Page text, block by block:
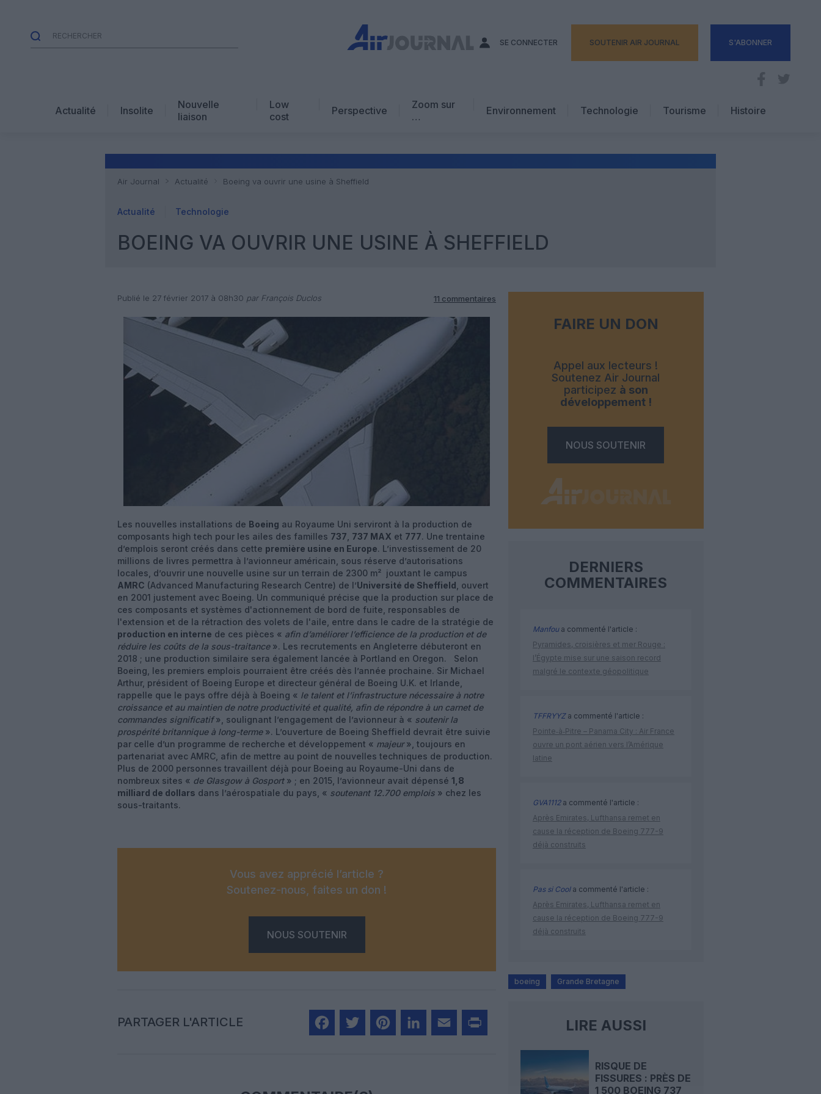
SE CONNECTER SOUTENIR AIR JOURNAL S'ABONNER
Actualité Insolite
Nouvelle
liaison
Low
cost
Perspective
Zoom sur
…
Environnement Technologie
Tourisme
Hôtellerie
Histoire
Air Journal Actualité Boeing va ouvrir une usine à Sheffield
Actualité Technologie
BOEING VA OUVRIR UNE USINE À SHEFFIELD
Publié le 27 février 2017 à 08h30 par François Duclos 11 commentaires
Les nouvelles installations de Boeing au Royaume Uni serviront à la production de
composants high tech pour les ailes des familles 737 737 MAX et 777. Une trentaine
d’emplois seront créés dans cette première usine en Europe. L’investissement de 20
millions de livres permettra à l’avionneur américain, sous réserve d’autorisations
locales, d’ouvrir une nouvelle usine sur un terrain de 2300 m² jouxtant le campus
AMRC (Advanced Manufacturing Research Centre) de l’Université de Sheffield , ouvert
en 2001 justement avec Boeing. Un communiqué précise que la production sur place de
ces composants et systèmes d'actionnement de bord de fuite, responsables de
l'extension et de la rétraction des volets de l'aile, entre dans le cadre de la stratégie de
production en interne de ces pièces « afin d’améliorer l’efficience de la production et de
réduire les coûts de la sous-traitance ». Les recrutements en Angleterre débuteront en
2018 ; une production similaire sera également lancée à Portland en Oregon. Selon
Boeing, les premiers emplois pourraient être créés dès l’année prochaine. Sir Michael
Arthur, président of Boeing Europe et directeur général de Boeing U.K. et Irlande,
rappelle que le pays offre déjà à Boeing « le talent et l’infrastructure nécessaire à notre
croissance et au maintien de notre productivité et qualité, afin de répondre à un carnet de
commandes significatif», soulignant l’engagement de l’avionneur à « soutenir la
prospérité britannique à long-terme». L’ouverture de Boeing Sheffield devrait être suivie
par celle d’un programme de recherche et développement « majeur», toujours en
partenariat avec AMRC, afin de mettre au point de nouvelles techniques de production.
Plus de 2000 personnes travaillent déjà pour Boeing au Royaume-Uni dans de
nombreux sites « de Glasgow à Gosport» ; en 2015, l’avionneur avait dépensé 1,8
milliard de dollars dans l’aérospatiale du pays, « soutenant 12.700 emplois » chez les
sous-traitants.
Vous avez apprécié l’article ?
Soutenez-nous, faites un don !
NOUS SOUTENIR
PARTAGER L'ARTICLE
FAIRE UN DON
Appel aux lecteurs !
Soutenez Air Journal
participez à son
développement !
NOUS SOUTENIR
DERNIERS
COMMENTAIRES
Manfoua commenté l'article :
Pyramides, croisières et mer Rouge :
l’Égypte mise sur une saison record
malgré le contexte géopolitique
TFFRYYZa commenté l'article :
Pointe‑à‑Pitre – Panama City : Air France
ouvre un pont aérien vers l’Amérique
latine
GVA1112a commenté l'article :
Après Emirates, Lufthansa remet en
cause la réception de Boeing 777-9
déjà construits
Pas si Coola commenté l'article :
Après Emirates, Lufthansa remet en
cause la réception de Boeing 777-9
déjà construits
boeing Grande Bretagne
LIRE AUSSI
RISQUE DE
FISSURES : PRÈS DE
1 500 BOEING 737